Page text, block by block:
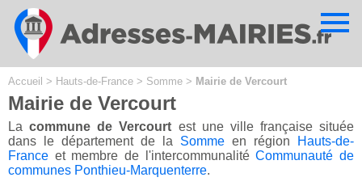
Accueil > Hauts-de-France > Somme > Mairie de Vercourt
Mairie de Vercourt
Lacommune de Vercourt est une ville française située
dans le département de la Somme en région
Hauts-de-
France et membre de l'intercommunalitéCommunauté de
communes Ponthieu-Marquenterre.
Cookies management panel